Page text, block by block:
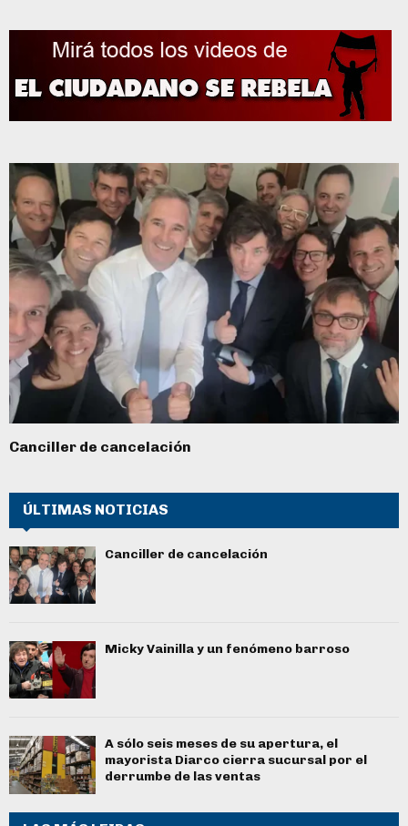
Canciller de cancelación
ÚLTIMAS NOTICIAS
Canciller de cancelación
Micky Vainilla y un fenómeno barroso
A sólo seis meses de su apertura, el
mayorista Diarco cierra sucursal por el
derrumbe de las ventas